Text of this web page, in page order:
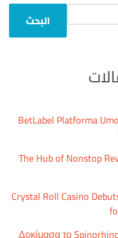
البحث
BetLabel Platforma
The Hub of Nonstop
Crystal Roll Casino